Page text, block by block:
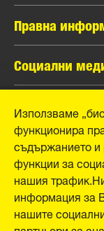
каталог MANN-
Контакти
Правна
Защита на
Официално
Отпечатък
Социални
Instagram
YouTube
Schwieberdinger
71636
Tel. +49 (7141)
Fax +49 (7141)
E-Mail:
Използваме
функционира
съдържанието и
функции за
нашия
информация за
нашите